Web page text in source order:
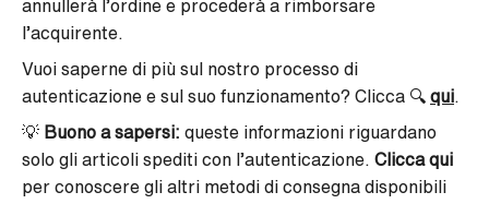
annullerà l’ordine e procederà a rimborsare
l’acquirente.
Vuoi saperne di più sul nostro processo di
autenticazione e sul suo funzionamento? Clicca 🔍 qui
💡 Buono a sapersi: queste informazioni riguardano
solo gli articoli spediti con l’autenticazione. Clicca qui
per conoscere gli altri metodi di consegna disponibili